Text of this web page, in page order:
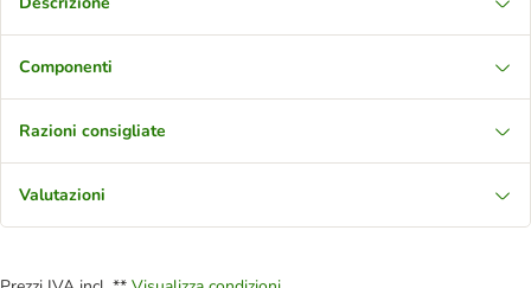
Componenti
Razioni consigliate
Valutazioni